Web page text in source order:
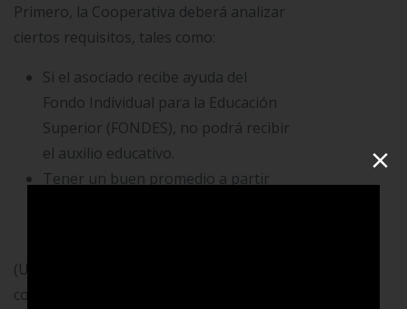
Primero, la Cooperativa deberá analizar
ciertos requisitos, tales como:
Si el asociado recibe ayuda del
Fondo Individual para la Educación
Superior (FONDES), no podrá recibir
el auxilio educativo.
Tener un buen promedio a partir
(Un mismo certificado sirve para
concursar por dos semestres, en caso
×